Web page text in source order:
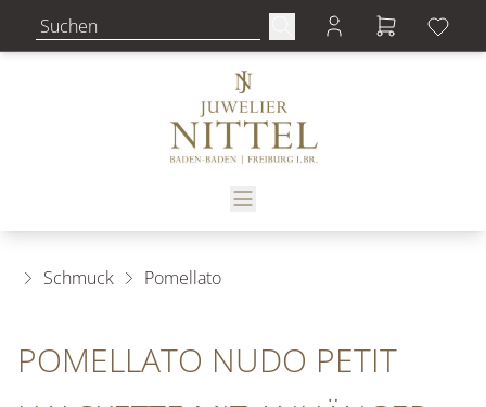
Schmuck Pomellato
POMELLATO NUDO PETIT